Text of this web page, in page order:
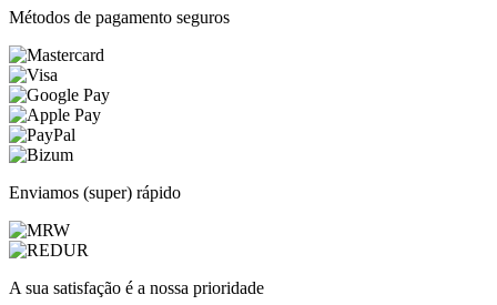
Métodos de pagamento seguros
Enviamos (super) rápido
A sua satisfação é a nossa prioridade